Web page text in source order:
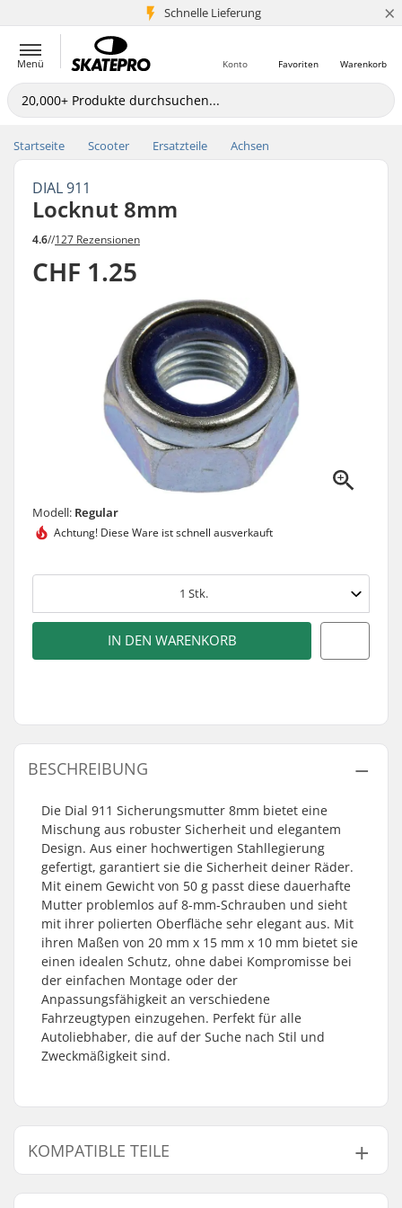
Schnelle Lieferung
5+ Mio. Kunden ×
Menü Warenkorb
Favoriten
Konto
Startseite Scooter Ersatzteile Achsen
DIAL 911
Locknut 8mm
4.6//127 Rezensionen
CHF 1.25
Modell: Regular
Achtung! Diese Ware istschnell ausverkauft
1 Stk.
IN DEN WARENKORB
BESCHREIBUNG
Die Dial 911 Sicherungsmutter 8mm bietet eine
Mischung aus robuster Sicherheit und elegantem
Design. Aus einer hochwertigen Stahllegierung
gefertigt, garantiert sie die Sicherheit deiner Räder.
Mit einem Gewicht von 50 g passt diese dauerhafte
Mutter problemlos auf 8-mm-Schrauben und sieht
mit ihrer polierten Oberfläche sehr elegant aus. Mit
ihren Maßen von 20 mm x 15 mm x 10 mm bietet sie
einen idealen Schutz, ohne dabei Kompromisse bei
der einfachen Montage oder der
Anpassungsfähigkeit an verschiedene
Fahrzeugtypen einzugehen. Perfekt für alle
Autoliebhaber, die auf der Suche nach Stil und
Zweckmäßigkeit sind.
KOMPATIBLE TEILE
Finde Produkte die kompatibel sind mit Dial 911